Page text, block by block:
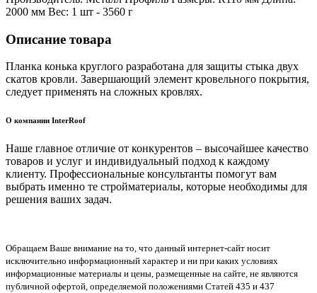
2000 мм Вес: 1 шт - 3560 г
Описание товара
Планка конька круглого разработана для защиты стыка двух
скатов кровли. Завершающий элемент кровельного покрытия,
следует применять на сложных кровлях.
О компании InterRoof
Наше главное отличие от конкурентов – высочайшее качество
товаров и услуг и индивидуальный подход к каждому
клиенту. Профессиональные консультанты помогут вам
выбрать именно те стройматериалы, которые необходимы для
решения ваших задач.
Обращаем Ваше внимание на то, что данный интернет-сайт носит
исключительно информационный характер и ни при каких условиях
информационные материалы и цены, размещенные на сайте, не являются
публичной офертой, определяемой положениями Статей 435 и 437